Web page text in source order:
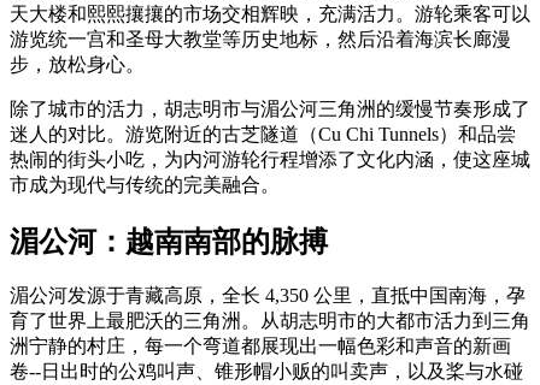
天大楼和熙熙攘攘的市场交相辉映，充满活力。游轮乘客可以
游览统一宫和圣母大教堂等历史地标，然后沿着海滨长廊漫
步，放松身心。
除了城市的活力，胡志明市与湄公河三角洲的缓慢节奏形成了
迷人的对比。游览附近的古芝隧道（Cu Chi Tunnels）和品尝
热闹的街头小吃，为内河游轮行程增添了文化内涵，使这座城
市成为现代与传统的完美融合。
湄公河：越南南部的脉搏
湄公河发源于青藏高原，全长 4,350 公里，直抵中国南海，孕
育了世界上最肥沃的三角洲。从胡志明市的大都市活力到三角
洲宁静的村庄，每一个弯道都展现出一幅色彩和声音的新画
卷--日出时的公鸡叫声、锥形帽小贩的叫卖声，以及桨与水碰